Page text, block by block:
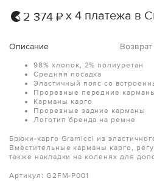
2 374 ₽ х 4 платежа в
Описание Возврат
98% хлопок, 2% полиуретан
Средняя посадка
Эластичный пояс со
Прорезные передние
Карманы карго
Прорезные задние карманы
Логотип бренда на ремне
Брюки-карго Gramicci из
Вместительные карманы карго,
также накладки на коленях для
Артикул: G2FM-P001